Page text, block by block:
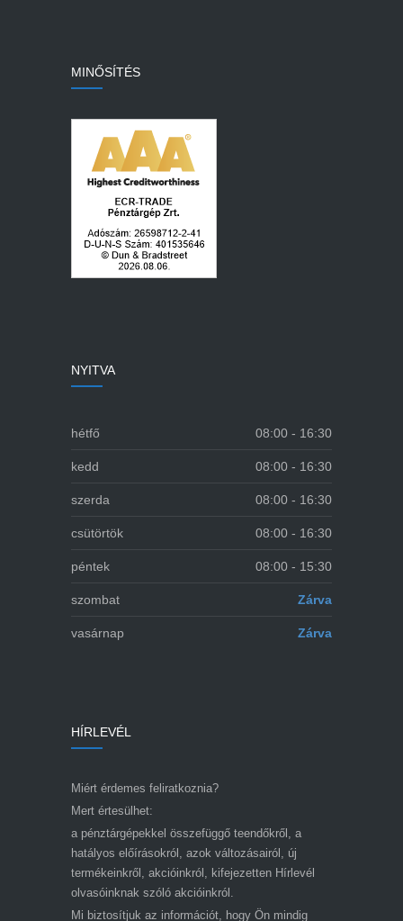
MINŐSÍTÉS
NYITVA
hétfő 08:00 - 16:30
kedd 08:00 - 16:30
szerda 08:00 - 16:30
csütörtök 08:00 - 16:30
péntek 08:00 - 15:30
szombat Zárva
vasárnap Zárva
HÍRLEVÉL
Miért érdemes feliratkoznia?
Mert értesülhet:
a pénztárgépekkel összefüggő teendőkről, a
hatályos előírásokról, azok változásairól, új
termékeinkről, akcióinkról, kifejezetten Hírlevél
olvasóinknak szóló akcióinkról.
Mi biztosítjuk az információt, hogy Ön mindig